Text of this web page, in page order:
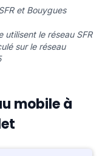
et Bouygues
utilisent le réseau SFR
sur le réseau
mobile à